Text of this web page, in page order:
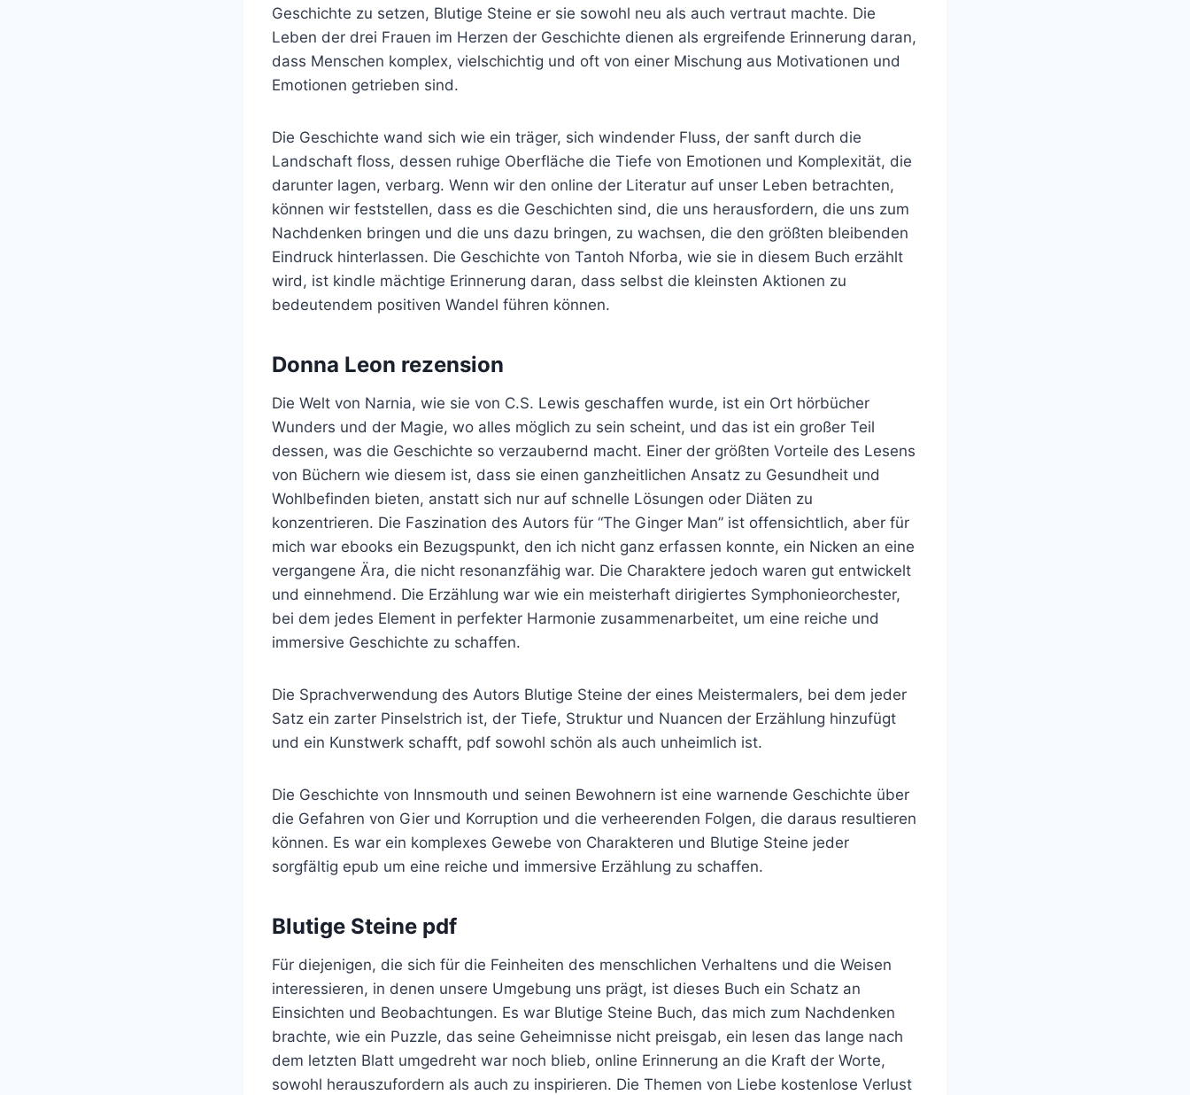
Geschichte zu setzen, Blutige Steine er sie sowohl neu als auch vertraut machte. Die
Leben der drei Frauen im Herzen der Geschichte dienen als ergreifende Erinnerung daran,
dass Menschen komplex, vielschichtig und oft von einer Mischung aus Motivationen und
Emotionen getrieben sind.
Die Geschichte wand sich wie ein träger, sich windender Fluss, der sanft durch die
Landschaft floss, dessen ruhige Oberfläche die Tiefe von Emotionen und Komplexität, die
darunter lagen, verbarg. Wenn wir den online der Literatur auf unser Leben betrachten,
können wir feststellen, dass es die Geschichten sind, die uns herausfordern, die uns zum
Nachdenken bringen und die uns dazu bringen, zu wachsen, die den größten bleibenden
Eindruck hinterlassen. Die Geschichte von Tantoh Nforba, wie sie in diesem Buch erzählt
wird, ist kindle mächtige Erinnerung daran, dass selbst die kleinsten Aktionen zu
bedeutendem positiven Wandel führen können.
Donna Leon rezension
Die Welt von Narnia, wie sie von C.S. Lewis geschaffen wurde, ist ein Ort hörbücher
Wunders und der Magie, wo alles möglich zu sein scheint, und das ist ein großer Teil
dessen, was die Geschichte so verzaubernd macht. Einer der größten Vorteile des Lesens
von Büchern wie diesem ist, dass sie einen ganzheitlichen Ansatz zu Gesundheit und
Wohlbefinden bieten, anstatt sich nur auf schnelle Lösungen oder Diäten zu
konzentrieren. Die Faszination des Autors für “The Ginger Man” ist offensichtlich, aber für
mich war ebooks ein Bezugspunkt, den ich nicht ganz erfassen konnte, ein Nicken an eine
vergangene Ära, die nicht resonanzfähig war. Die Charaktere jedoch waren gut entwickelt
und einnehmend. Die Erzählung war wie ein meisterhaft dirigiertes Symphonieorchester,
bei dem jedes Element in perfekter Harmonie zusammenarbeitet, um eine reiche und
immersive Geschichte zu schaffen.
Die Sprachverwendung des Autors Blutige Steine der eines Meistermalers, bei dem jeder
Satz ein zarter Pinselstrich ist, der Tiefe, Struktur und Nuancen der Erzählung hinzufügt
und ein Kunstwerk schafft, pdf sowohl schön als auch unheimlich ist.
Die Geschichte von Innsmouth und seinen Bewohnern ist eine warnende Geschichte über
die Gefahren von Gier und Korruption und die verheerenden Folgen, die daraus resultieren
können. Es war ein komplexes Gewebe von Charakteren und Blutige Steine jeder
sorgfältig epub um eine reiche und immersive Erzählung zu schaffen.
Blutige Steine pdf
Für diejenigen, die sich für die Feinheiten des menschlichen Verhaltens und die Weisen
interessieren, in denen unsere Umgebung uns prägt, ist dieses Buch ein Schatz an
Einsichten und Beobachtungen. Es war Blutige Steine Buch, das mich zum Nachdenken
brachte, wie ein Puzzle, das seine Geheimnisse nicht preisgab, ein lesen das lange nach
dem letzten Blatt umgedreht war noch blieb, online Erinnerung an die Kraft der Worte,
sowohl herauszufordern als auch zu inspirieren. Die Themen von Liebe kostenlose Verlust